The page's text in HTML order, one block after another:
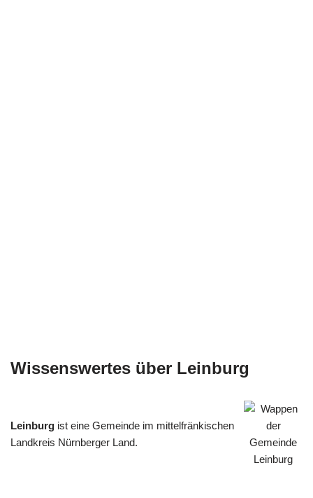
Wissenswertes über Leinburg
Leinburg ist eine Gemeinde im mittelfränkischen
Landkreis Nürnberger Land.